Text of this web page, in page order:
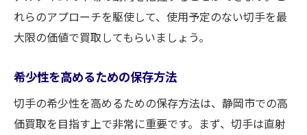
れらのアプローチを駆使して、使用予定のない切手を最
大限の価値で買取してもらいましょう。
希少性を高めるための保存方法
切手の希少性を高めるための保存方法は、静岡市での高
価買取を目指す上で非常に重要です。まず、切手は直射